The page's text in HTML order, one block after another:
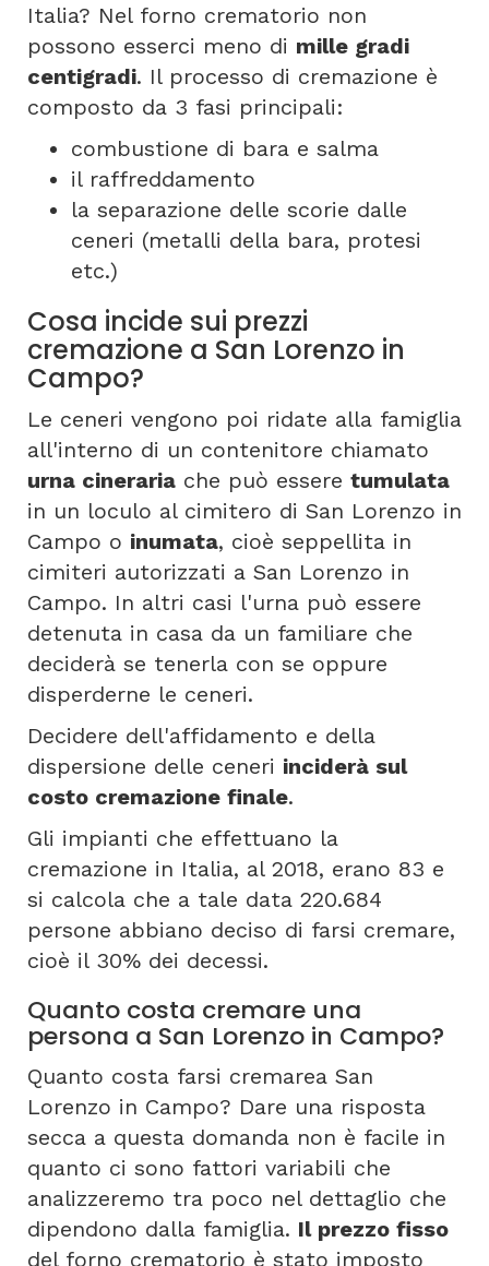
Italia? Nel forno crematorio non
possono esserci meno di mille gradi
centigradi. Il processo di cremazione è
composto da 3 fasi principali:
combustione di bara e salma
il raffreddamento
la separazione delle scorie dalle
ceneri (metalli della bara, protesi
etc.)
Cosa incide sui prezzi
cremazione a San Lorenzo in
Campo?
Le ceneri vengono poi ridate alla famiglia
all'interno di un contenitore chiamato
urna cineraria che può essere tumulata
in un loculo al cimitero di San Lorenzo in
Campo o inumata, cioè seppellita in
cimiteri autorizzati a San Lorenzo in
Campo. In altri casi l'urna può essere
detenuta in casa da un familiare che
deciderà se tenerla con se oppure
disperderne le ceneri.
Decidere dell'affidamento e della
dispersione delle ceneri inciderà sul
costo cremazione finale.
Gli impianti che effettuano la
cremazione in Italia, al 2018, erano 83 e
si calcola che a tale data 220.684
persone abbiano deciso di farsi cremare,
cioè il 30% dei decessi.
Quanto costa cremare una
persona a San Lorenzo in Campo?
Quanto costa farsi cremarea San
Lorenzo in Campo? Dare una risposta
secca a questa domanda non è facile in
quanto ci sono fattori variabili che
analizzeremo tra poco nel dettaglio che
dipendono dalla famiglia. Il prezzo fisso
del forno crematorio è stato imposto